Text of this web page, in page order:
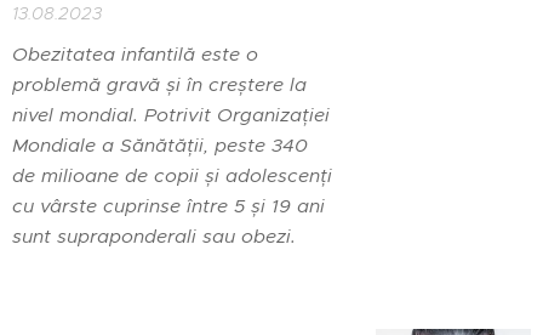
13.08.2023
Obezitatea infantilă este o
problemă gravă și în creștere la
nivel mondial. Potrivit Organizației
Mondiale a Sănătății, peste 340
de milioane de copii și adolescenți
cu vârste cuprinse între 5 și 19 ani
sunt supraponderali sau obezi.